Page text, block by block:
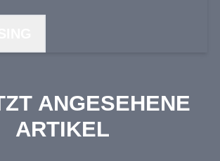
ANGESEHENE
ARTIKEL